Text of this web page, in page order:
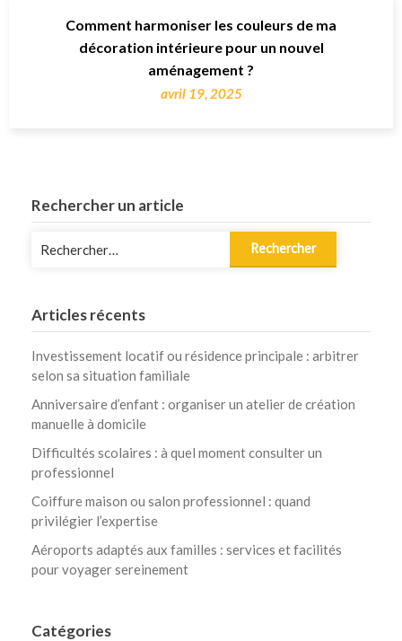
Comment harmoniser les couleurs de ma
décoration intérieure pour un nouvel
aménagement ?
avril 19, 2025
Rechercher un article
Articles récents
Investissement locatif ou résidence principale : arbitrer
selon sa situation familiale
Anniversaire d’enfant : organiser un atelier de création
manuelle à domicile
Difficultés scolaires : à quel moment consulter un
professionnel
Coiffure maison ou salon professionnel : quand
privilégier l’expertise
Aéroports adaptés aux familles : services et facilités
pour voyager sereinement
Catégories